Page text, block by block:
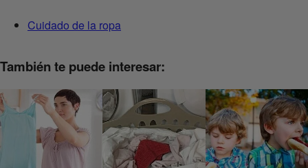
Cuidado de la ropa
También te puede interesar: